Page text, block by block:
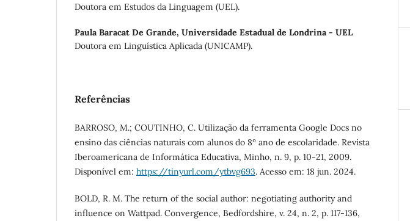
Doutora em Estudos da Linguagem (UEL).
Paula Baracat De Grande, Universidade Estadual de Londrina - UEL
Doutora em Linguística Aplicada (UNICAMP).
Referências
BARROSO, M.; COUTINHO, C. Utilização da ferramenta Google Docs no
ensino das ciências naturais com alunos do 8º ano de escolaridade. Revista
Iberoamericana de Informática Educativa, Minho, n. 9, p. 10-21, 2009.
Disponível em: https://tinyurl.com/ytbvg693. Acesso em: 18 jun. 2024.
BOLD, R. M. The return of the social author: negotiating authority and
influence on Wattpad. Convergence, Bedfordshire, v. 24, n. 2, p. 117-136,